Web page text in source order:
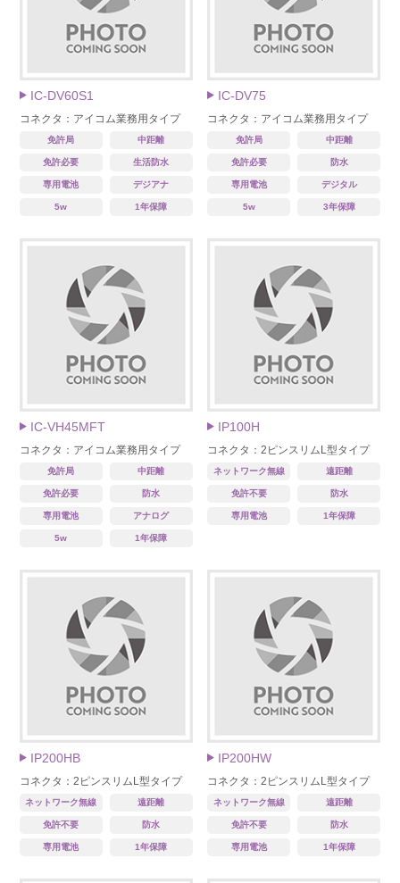
IC-DV60S1
コネクタ：アイコム業務用タイプ
免許局 中距離
免許必要 生活防水
専用電池 デジアナ
5w 1年保障
IC-DV75
コネクタ：アイコム業務用タイプ
免許局 中距離
免許必要 防水
専用電池 デジタル
5w 3年保障
IC-VH45MFT
コネクタ：アイコム業務用タイプ
免許局 中距離
免許必要 防水
専用電池 アナログ
5w 1年保障
IP100H
コネクタ：2ピンスリムL型タイプ
ネットワーク無線 遠距離
免許不要 防水
専用電池 1年保障
IP200HB
コネクタ：2ピンスリムL型タイプ
ネットワーク無線 遠距離
免許不要 防水
専用電池 1年保障
IP200HW
コネクタ：2ピンスリムL型タイプ
ネットワーク無線 遠距離
免許不要 防水
専用電池 1年保障